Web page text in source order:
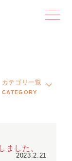
カテゴリ一覧
CATEGORY
ました。
2023.2.21